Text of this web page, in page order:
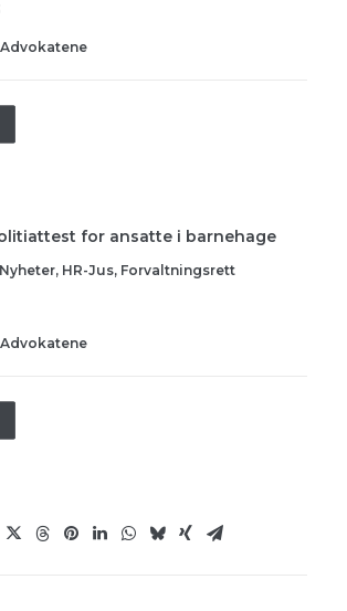
for ansatte i barnehage
Nyheter, HR-Jus, Forvaltningsrett